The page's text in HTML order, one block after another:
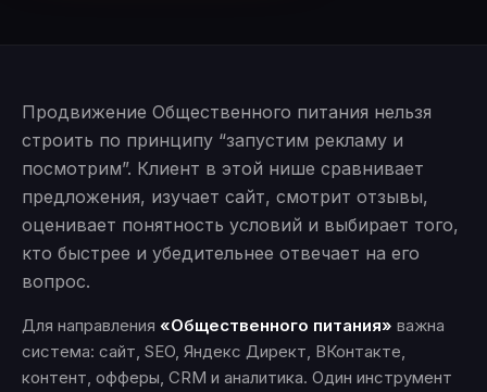
Продвижение Общественного питания нельзя
строить по принципу “запустим рекламу и
посмотрим”. Клиент в этой нише сравнивает
предложения, изучает сайт, смотрит отзывы,
оценивает понятность условий и выбирает того,
кто быстрее и убедительнее отвечает на его
вопрос.
Для направления «Общественного питания» важна
система: сайт, SEO, Яндекс Директ, ВКонтакте,
контент, офферы, CRM и аналитика. Один инструмент